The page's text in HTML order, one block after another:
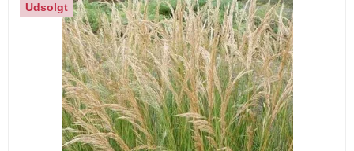
Udsolgt